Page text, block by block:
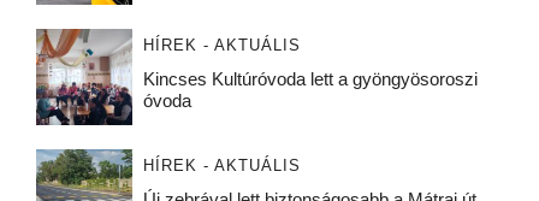
HÍREK - AKTUÁLIS
Kincses Kultúróvoda lett a gyöngyösoroszi
óvoda
HÍREK - AKTUÁLIS